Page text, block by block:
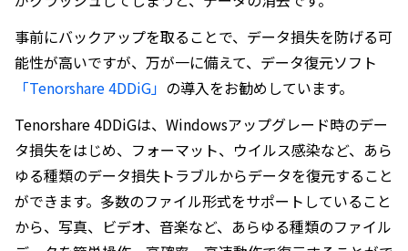
事前にバックアップを取ることで、データ損失を防げる可
能性が高いですが、万が一に備えて、データ復元ソフト
「Tenorshare 4DDiG」 の導入をお勧めしています。
Tenorshare 4DDiGは、Windowsアップグレード時のデー
タ損失をはじめ、フォーマット、ウイルス感染など、あら
ゆる種類のデータ損失トラブルからデータを復元すること
ができます。多数のファイル形式をサポートしていること
から、写真、ビデオ、音楽など、あらゆる種類のファイル